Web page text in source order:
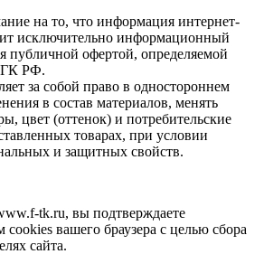
на то, что информация интернет-
исключительно информационный
публичной офертой, определяемой
ГК РФ.
за собой право в одностороннем
в состав материалов, менять
цвет (оттенок) и потребительские
товарах, при условии
и защитных свойств.
tk.ru, вы подтверждаете
cookies вашего браузера с целью сбора
сайта.